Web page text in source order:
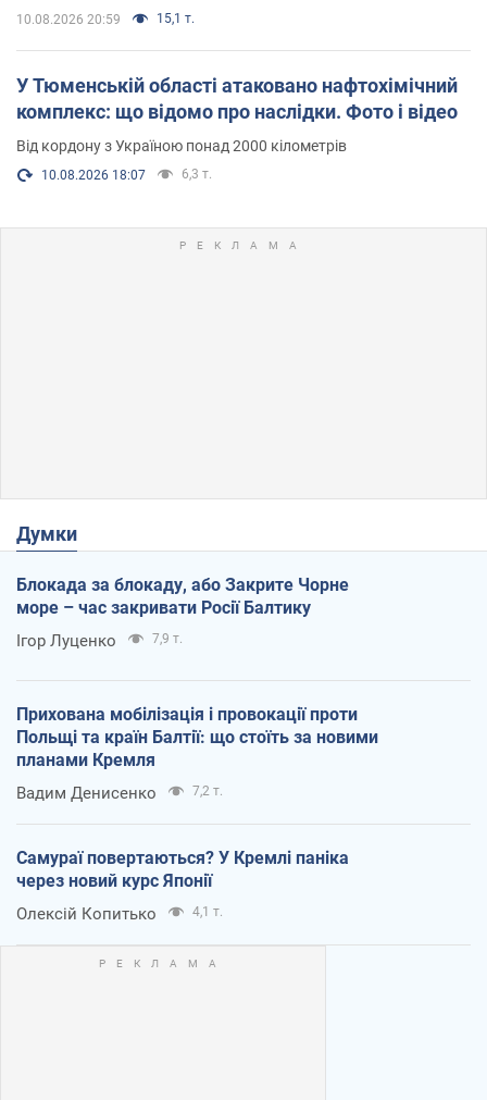
10.08.2026 20:59 15,1 т.
У Тюменській області атаковано нафтохімічний
комплекс: що відомо про наслідки. Фото і відео
Від кордону з Україною понад 2000 кілометрів
10.08.2026 18:07 6,3 т.
Думки
Блокада за блокаду, або Закрите Чорне
море – час закривати Росії Балтику
Ігор Луценко 7,9 т.
Прихована мобілізація і провокації проти
Польщі та країн Балтії: що стоїть за новими
планами Кремля
Вадим Денисенко 7,2 т.
Самураї повертаються? У Кремлі паніка
через новий курс Японії
Олексій Копитько 4,1 т.